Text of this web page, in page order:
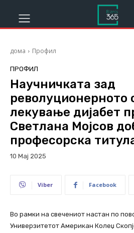
дома Профил
ПРОФИЛ
Научничката зад
револуционерното
лекување дијабет
Светлана Мојсов
професорска
10 Мај 2025
Viber Facebook
Во рамки на свечениот настан по
Универзитетот Американ Колеџ